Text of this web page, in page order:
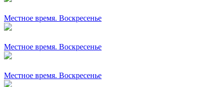
Местное время. Воскресенье
Местное время. Воскресенье
Местное время. Воскресенье